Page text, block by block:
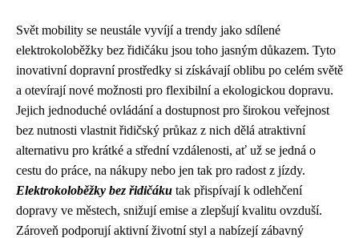
Svět mobility se neustále vyvíjí a trendy jako sdílené
elektrokoloběžky bez řidičáku jsou toho jasným důkazem. Tyto
inovativní dopravní prostředky si získávají oblibu po celém světě
a otevírají nové možnosti pro flexibilní a ekologickou dopravu.
Jejich jednoduché ovládání a dostupnost pro širokou veřejnost
bez nutnosti vlastnit řidičský průkaz z nich dělá atraktivní
alternativu pro krátké a střední vzdálenosti, ať už se jedná o
cestu do práce, na nákupy nebo jen tak pro radost z jízdy.
Elektrokoloběžky bez řidičáku tak přispívají k odlehčení
dopravy ve městech, snižují emise a zlepšují kvalitu ovzduší.
Zároveň podporují aktivní životní styl a nabízejí zábavný